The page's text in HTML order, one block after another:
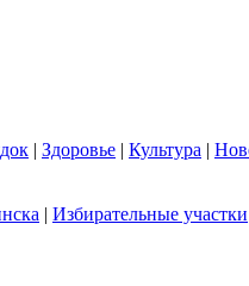
| Здоровье | Культура |
| Избирательные участки